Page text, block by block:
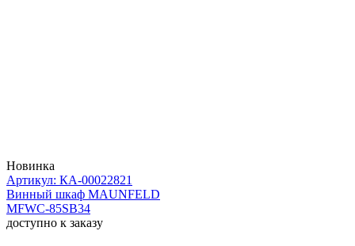
Новинка
Артикул: КА-00022821
Винный шкаф MAUNFELD
MFWC-85SB34
доступно к заказу